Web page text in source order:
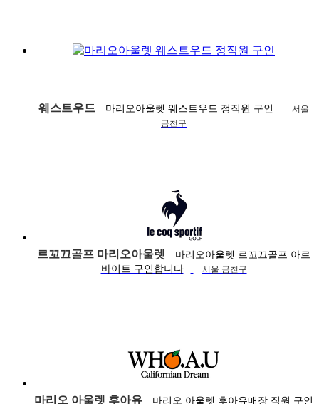
웨스트우드 마리오아울렛 웨스트우드 정직원 구인
서울
금천구
르꼬끄골프 마리오아울렛
마리오아울렛 르꼬끄골프 아르
바이트 구인합니다
서울 금천구
마리오 아울렛 후아유 마리오 아울렛 후아유매장 직원 구인